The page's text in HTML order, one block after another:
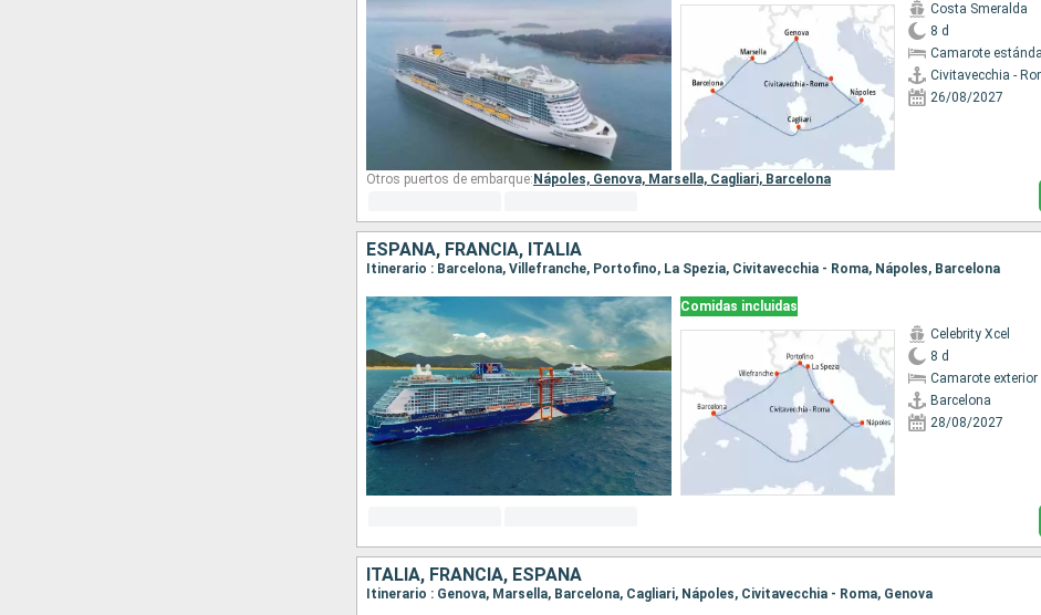
Costa Smeralda
8 d
Camarote
Civitavecchia -
26/08/2027
Otros puertos de embarque: Nápoles, Genova, Marsella, Cagliari, Barcelona
ESPAÑA, FRANCIA, ITALIA
Itinerario : Barcelona, Villefranche, Portofino, La Spezia, Civitavecchia - Roma, Nápoles, Barcelona
Comidas incluidas
Celebrity Xcel
8 d
Camarote exterior
Barcelona
28/08/2027
ITALIA, FRANCIA, ESPAÑA
Itinerario : Genova, Marsella, Barcelona, Cagliari, Nápoles, Civitavecchia - Roma, Genova